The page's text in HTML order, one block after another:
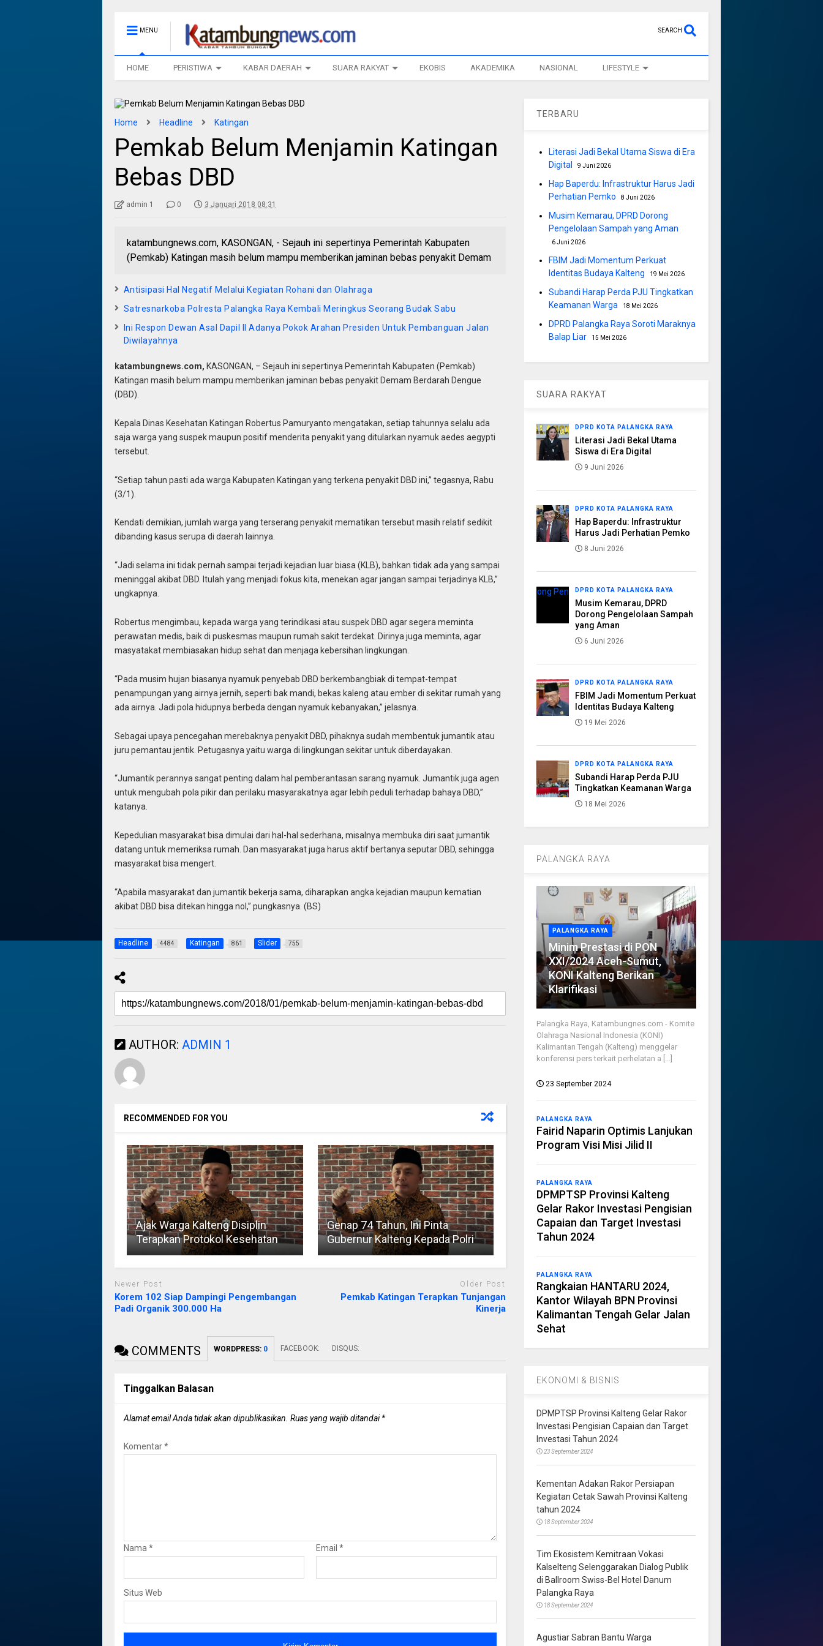
MENU SEARCH
HOME PERISTIWA KABAR DAERAH SUARA RAKYAT EKOBIS AKADEMIKA NASIONAL LIFESTYLE
Home Headline Katingan
Pemkab Belum Menjamin Katingan
Bebas DBD
admin 1 0 3 Januari 2018 08:31
katambungnews.com, KASONGAN, - Sejauh ini sepertinya Pemerintah Kabupaten
(Pemkab) Katingan masih belum mampu memberikan jaminan bebas penyakit Demam
Antisipasi Hal Negatif Melalui Kegiatan Rohani dan Olahraga
Satresnarkoba Polresta Palangka Raya Kembali Meringkus Seorang Budak Sabu
Ini Respon Dewan Asal Dapil II Adanya Pokok Arahan Presiden Untuk Pembanguan Jalan
Diwilayahnya
katambungnews.com, KASONGAN, – Sejauh ini sepertinya Pemerintah Kabupaten (Pemkab)
Katingan masih belum mampu memberikan jaminan bebas penyakit Demam Berdarah Dengue
(DBD).
Kepala Dinas Kesehatan Katingan Robertus Pamuryanto mengatakan, setiap tahunnya selalu ada
saja warga yang suspek maupun positif menderita penyakit yang ditularkan nyamuk aedes aegypti
tersebut.
“Setiap tahun pasti ada warga Kabupaten Katingan yang terkena penyakit DBD ini,” tegasnya, Rabu
(3/1).
Kendati demikian, jumlah warga yang terserang penyakit mematikan tersebut masih relatif sedikit
dibanding kasus serupa di daerah lainnya.
“Jadi selama ini tidak pernah sampai terjadi kejadian luar biasa (KLB), bahkan tidak ada yang sampai
meninggal akibat DBD. Itulah yang menjadi fokus kita, menekan agar jangan sampai terjadinya KLB,”
ungkapnya.
Robertus mengimbau, kepada warga yang terindikasi atau suspek DBD agar segera meminta
perawatan medis, baik di puskesmas maupun rumah sakit terdekat. Dirinya juga meminta, agar
masyatakat membiasakan hidup sehat dan menjaga kebersihan lingkungan.
“Pada musim hujan biasanya nyamuk penyebab DBD berkembangbiak di tempat-tempat
penampungan yang airnya jernih, seperti bak mandi, bekas kaleng atau ember di sekitar rumah yang
ada airnya. Jadi pola hidupnya berbeda dengan nyamuk kebanyakan,” jelasnya.
Sebagai upaya pencegahan merebaknya penyakit DBD, pihaknya sudah membentuk jumantik atau
juru pemantau jentik. Petugasnya yaitu warga di lingkungan sekitar untuk diberdayakan.
“Jumantik perannya sangat penting dalam hal pemberantasan sarang nyamuk. Jumantik juga agen
untuk mengubah pola pikir dan perilaku masyarakatnya agar lebih peduli terhadap bahaya DBD,”
katanya.
Kepedulian masyarakat bisa dimulai dari hal-hal sederhana, misalnya membuka diri saat jumantik
datang untuk memeriksa rumah. Dan masyarakat juga harus aktif bertanya seputar DBD, sehingga
masyarakat bisa mengert.
“Apabila masyarakat dan jumantik bekerja sama, diharapkan angka kejadian maupun kematian
akibat DBD bisa ditekan hingga nol,” pungkasnya. (BS)
Headline 4484 Katingan 861 Slider 755
AUTHOR: ADMIN 1
RECOMMENDED FOR YOU
Ajak Warga Kalteng Disiplin
Terapkan Protokol Kesehatan
Genap 74 Tahun, Ini Pinta
Gubernur Kalteng Kepada Polri
Newer Post
Korem 102 Siap Dampingi Pengembangan
Padi Organik 300.000 Ha
Older Post
Pemkab Katingan Terapkan Tunjangan
Kinerja
COMMENTS WORDPRESS: 0 FACEBOOK: DISQUS:
Tinggalkan Balasan
Alamat email Anda tidak akan dipublikasikan. Ruas yang wajib ditandai*
Komentar*
Nama * Email *
Situs Web
TERBARU
Literasi Jadi Bekal Utama Siswa di Era
Digital
9 Juni 2026
Hap Baperdu: Infrastruktur Harus Jadi
Perhatian Pemko
8 Juni 2026
Musim Kemarau, DPRD Dorong
Pengelolaan Sampah yang Aman
6 Juni 2026
FBIM Jadi Momentum Perkuat
Identitas Budaya Kalteng
19 Mei 2026
Subandi Harap Perda PJU Tingkatkan
Keamanan Warga
18 Mei 2026
DPRD Palangka Raya Soroti Maraknya
Balap Liar
15 Mei 2026
SUARA RAKYAT
DPRD KOTA PALANGKA RAYA
Literasi Jadi Bekal Utama
Siswa di Era Digital
9 Juni 2026
DPRD KOTA PALANGKA RAYA
Hap Baperdu: Infrastruktur
Harus Jadi Perhatian Pemko
8 Juni 2026
DPRD KOTA PALANGKA RAYA
Musim Kemarau, DPRD
Dorong Pengelolaan Sampah
yang Aman
6 Juni 2026
DPRD KOTA PALANGKA RAYA
FBIM Jadi Momentum Perkuat
Identitas Budaya Kalteng
19 Mei 2026
DPRD KOTA PALANGKA RAYA
Subandi Harap Perda PJU
Tingkatkan Keamanan Warga
18 Mei 2026
PALANGKA RAYA
PALANGKA RAYA
Minim Prestasi di PON
XXI/2024 Aceh-Sumut,
KONI Kalteng Berikan
Klarifikasi
Palangka Raya, Katambungnes.com - Komite
Olahraga Nasional Indonesia (KONI)
Kalimantan Tengah (Kalteng) menggelar
konferensi pers terkait perhelatan a [...]
23 September 2024
PALANGKA RAYA
Fairid Naparin Optimis Lanjukan
Program Visi Misi Jilid II
PALANGKA RAYA
DPMPTSP Provinsi Kalteng
Gelar Rakor Investasi Pengisian
Capaian dan Target Investasi
Tahun 2024
PALANGKA RAYA
Rangkaian HANTARU 2024,
Kantor Wilayah BPN Provinsi
Kalimantan Tengah Gelar Jalan
Sehat
EKONOMI & BISNIS
DPMPTSP Provinsi Kalteng Gelar Rakor
Investasi Pengisian Capaian dan Target
Investasi Tahun 2024
23 September 2024
Kementan Adakan Rakor Persiapan
Kegiatan Cetak Sawah Provinsi Kalteng
tahun 2024
18 September 2024
Tim Ekosistem Kemitraan Vokasi
Kalselteng Selenggarakan Dialog Publik
di Ballroom Swiss-Bel Hotel Danum
Palangka Raya
18 September 2024
Agustiar Sabran Bantu Warga